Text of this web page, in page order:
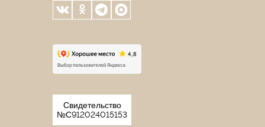
Свидетельство
№С912024015153